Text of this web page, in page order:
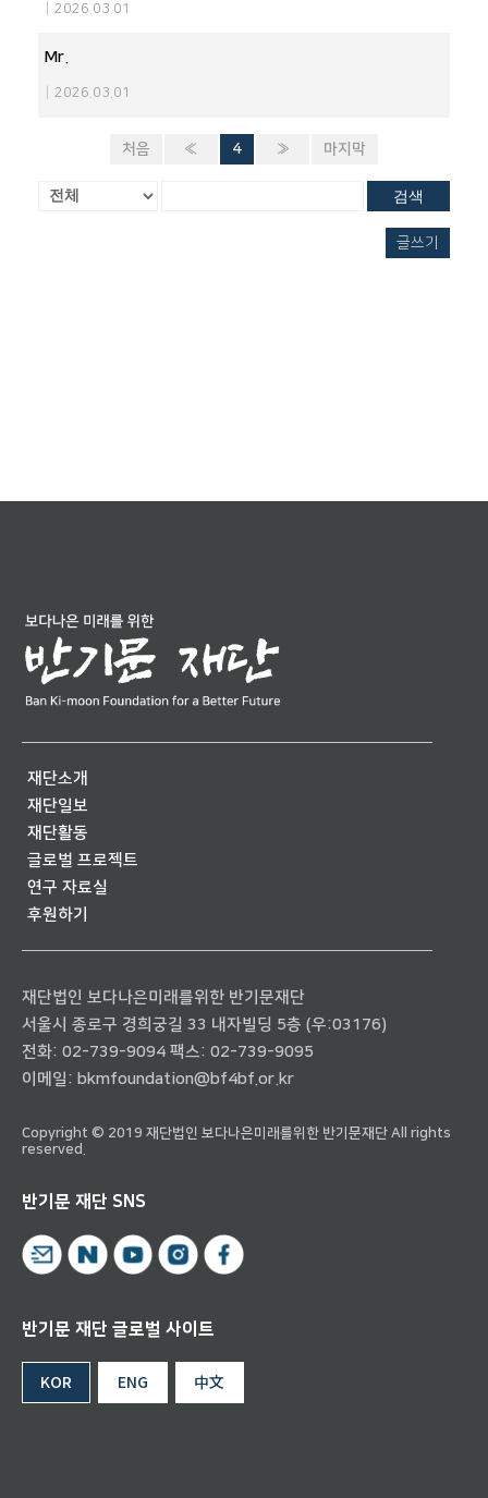
2026.03.01
Mr.
2026.03.01
처음 « 4 » 마지막
검색
글쓰기
재단소개
재단일보
재단활동
글로벌 프로젝트
연구 자료실
후원하기
재단법인 보다나은미래를위한 반기문재단
서울시 종로구 경희궁길 33 내자빌딩 5층 (우:03176)
전화: 02-739-9094 팩스: 02-739-9095
이메일: bkmfoundation@bf4bf.or.kr
Copyright © 2019 재단법인 보다나은미래를위한 반기문재단 All rights
reserved.
반기문 재단 SNS
반기문 재단 글로벌 사이트
KOR ENG 中文